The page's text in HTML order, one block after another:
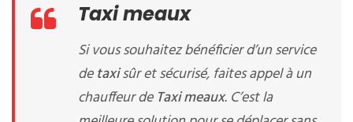
Taxi meaux
Si vous souhaitez bénéficier d’un service
detaxisûr et sécurisé, faites appel à un
chauffeur de Taxi meaux. C’est la